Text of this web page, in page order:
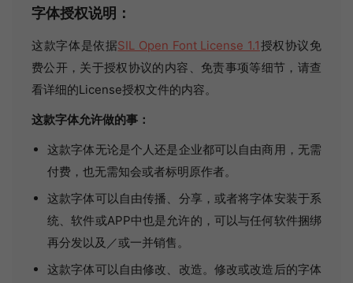
字体授权说明：
这款字体是依据SIL Open Font License 1.1授权协议免
费公开，关于授权协议的内容、免责事项等细节，请查
看详细的License授权文件的内容。
这款字体允许做的事：
这款字体无论是个人还是企业都可以自由商用，无需
付费，也无需知会或者标明原作者。
这款字体可以自由传播、分享，或者将字体安装于系
统、软件或APP中也是允许的，可以与任何软件捆绑
再分发以及／或一并销售。
这款字体可以自由修改、改造。修改或改造后的字体